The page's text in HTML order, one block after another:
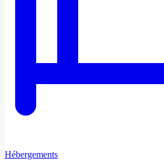
Hébergements